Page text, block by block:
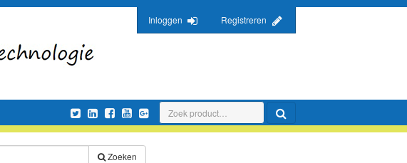
Inloggen Registreren
Zoeken